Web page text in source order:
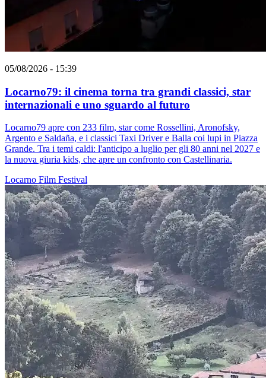
05/08/2026 - 15:39
Locarno79: il cinema torna tra grandi classici, star
internazionali e uno sguardo al futuro
Locarno79 apre con 233 film, star come Rossellini, Aronofsky,
Argento e Saldaña, e i classici Taxi Driver e Balla coi lupi in Piazza
Grande. Tra i temi caldi: l'anticipo a luglio per gli 80 anni nel 2027 e
la nuova giuria kids, che apre un confronto con Castellinaria.
Locarno Film Festival